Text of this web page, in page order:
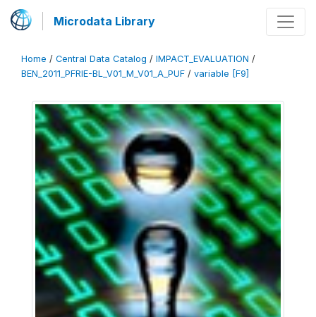
Microdata Library
Home / Central Data Catalog / IMPACT_EVALUATION /
BEN_2011_PFRIE-BL_V01_M_V01_A_PUF / variable [F9]